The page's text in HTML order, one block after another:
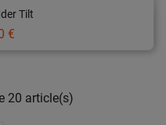
Tilt
€
20 article(s)